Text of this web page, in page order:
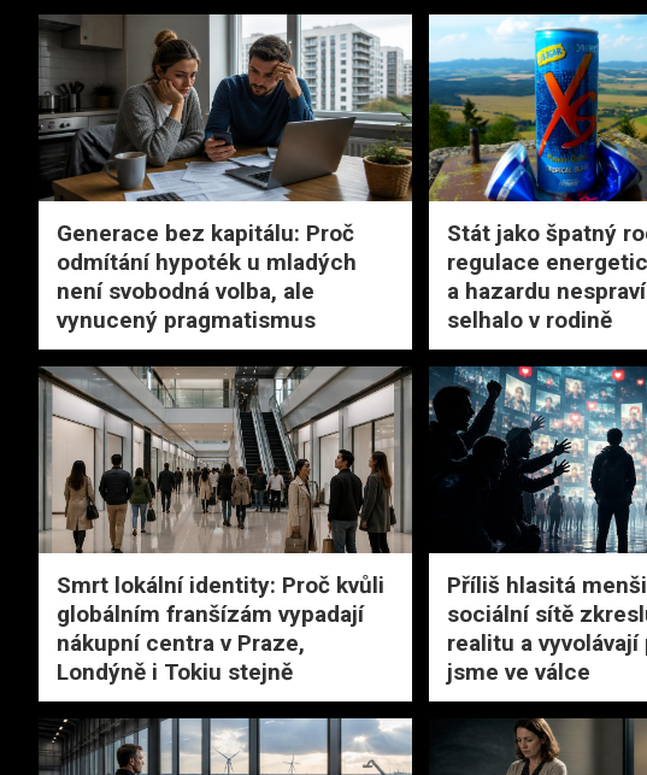
Generace bez kapitálu: Proč
odmítání hypoték u mladých
není svobodná volba, ale
vynucený pragmatismus
Stát jako špatný
regulace
a hazardu
selhalo v rodině
Smrt lokální identity: Proč kvůli
globálním franšízám vypadají
nákupní centra v Praze,
Londýně i Tokiu stejně
Příliš hlasitá
sociální sítě
realitu a
jsme ve válce